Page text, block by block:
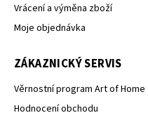
Vrácení a výměna zboží
Moje objednávka
ZÁKAZNICKÝ SERVIS
Věrnostní program Art of Home
Hodnocení obchodu